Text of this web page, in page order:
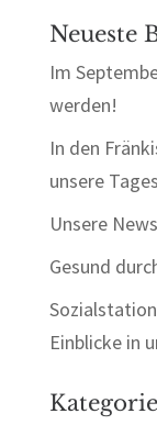
Neueste
Im
werden!
In den
unsere
Unsere
Gesund
Einblicke in